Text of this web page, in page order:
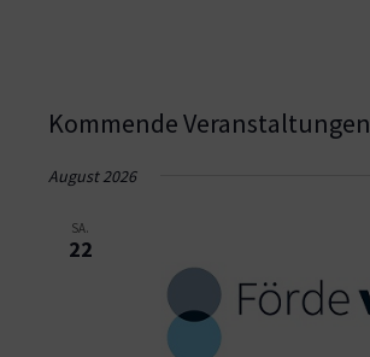
Kommende Veranstaltungen
August 2026
SA.
22